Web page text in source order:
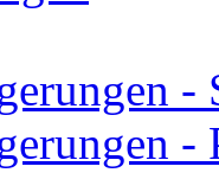
-
-